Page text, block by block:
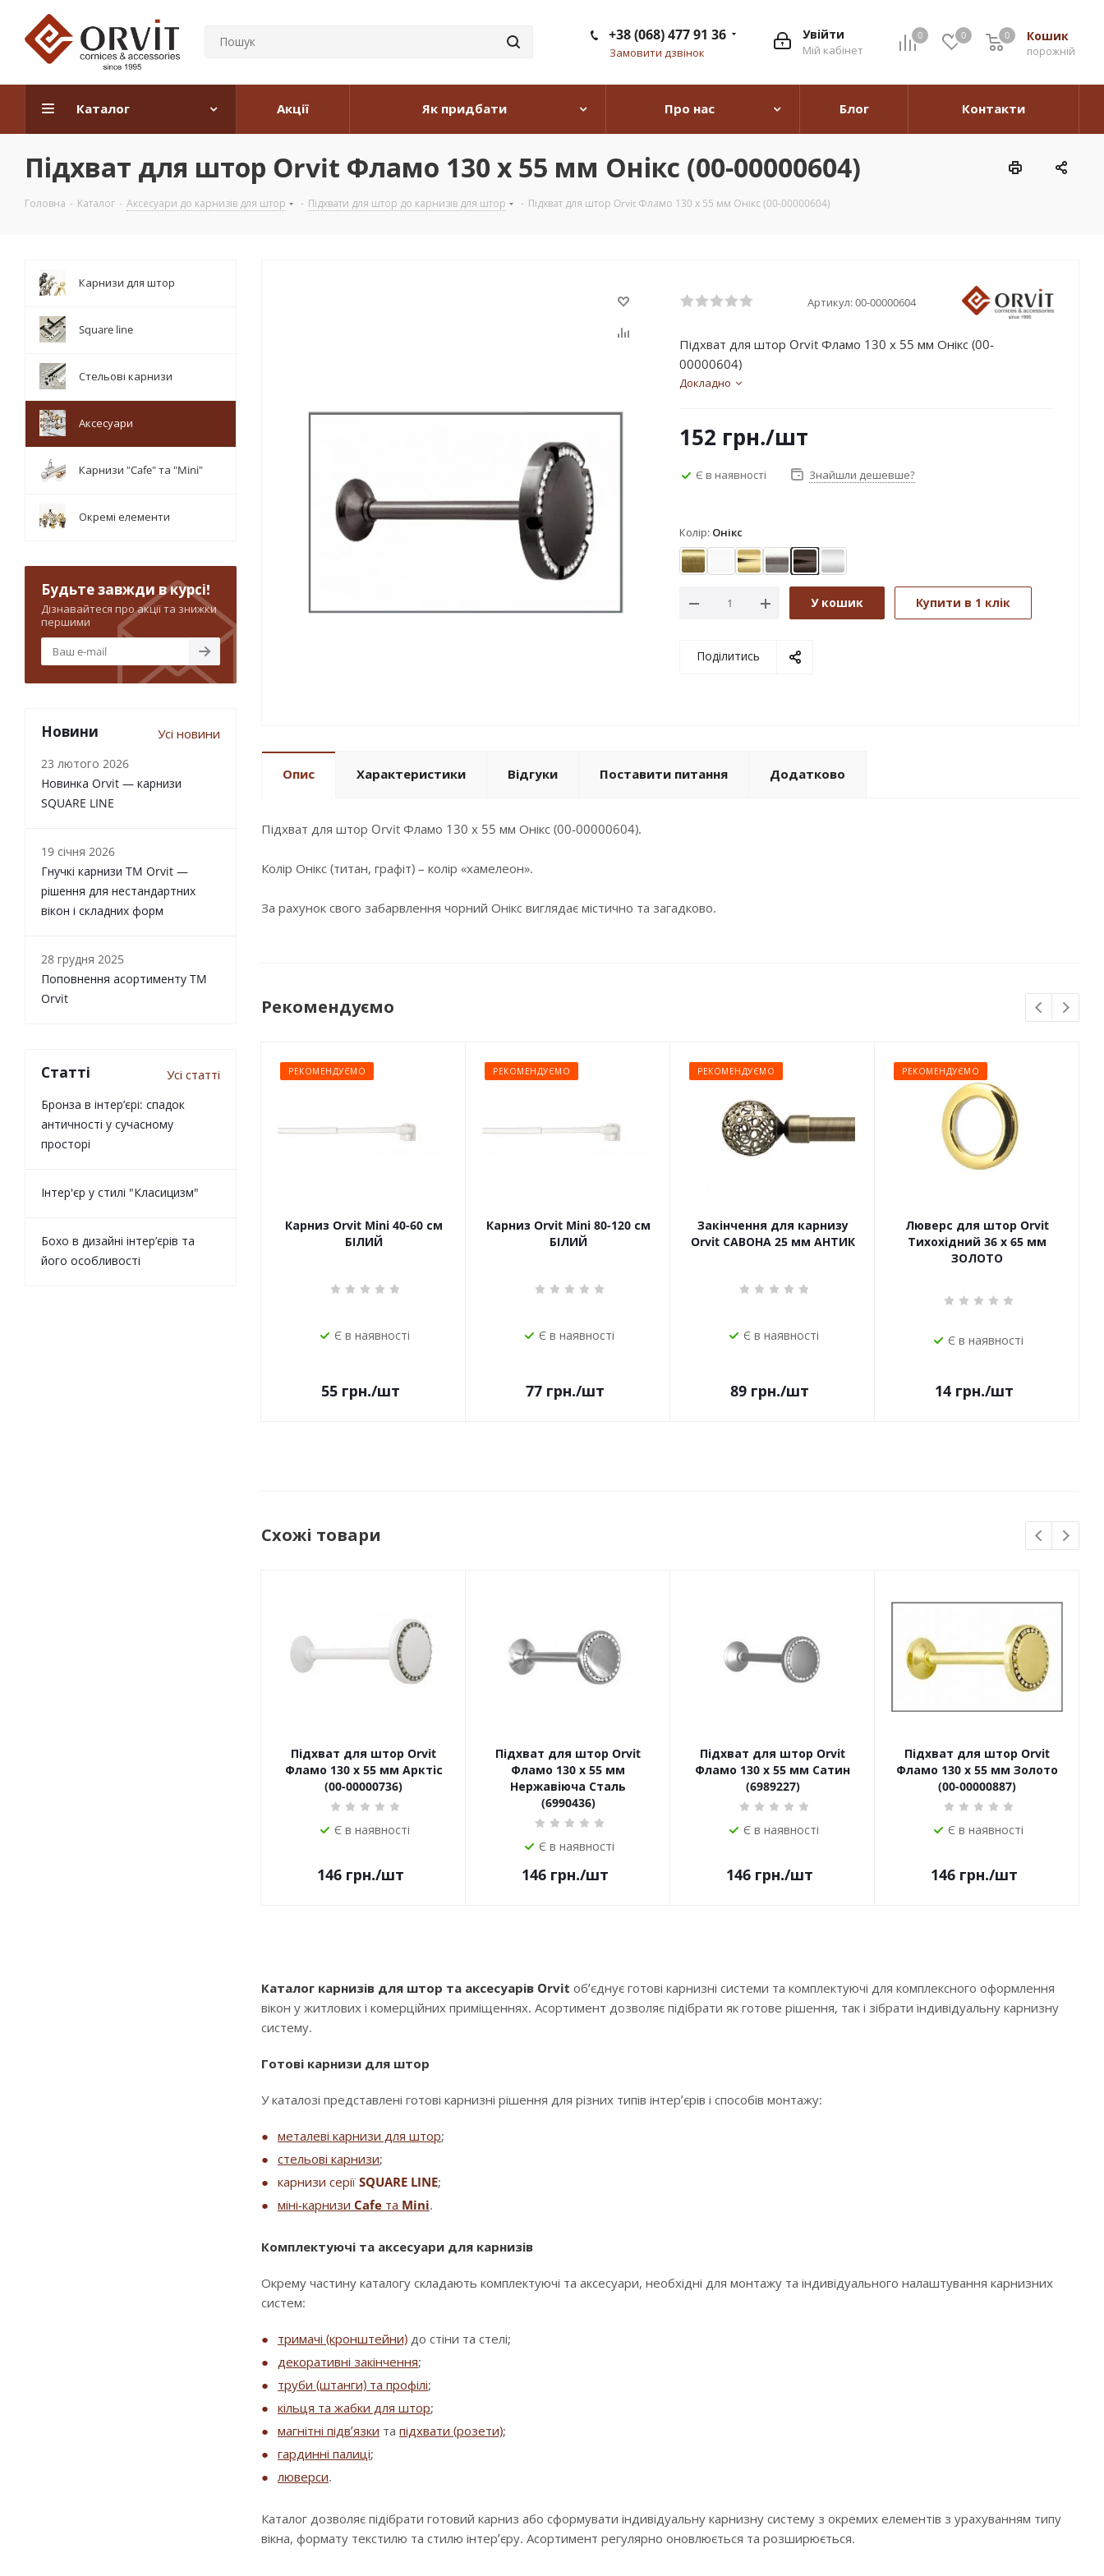
0 0 Кошик
0
порожній
0
Увійти
Мій кабінет
+38 (068) 477 91 36
Замовити дзвінок
Каталог Акції Як придбати Про нас Блог Контакти
Підхват для штор Orvit Фламо 130 х 55 мм Онікс (00-00000604)
Головна - Каталог - Аксесуари до карнизів для штор - Підхвати для штор до карнизів для штор - Підхват для штор Orvit Фламо 130 х 55 мм Онікс (00-00000604)
Артикул:00-00000604
Підхват для штор Orvit Фламо 130 х 55 мм Онікс (00-
00000604)
Докладно
152 грн./шт
Є в наявності Знайшли дешевше?
Колір: Онікс
Антик АрктісЗолотоНержавіюча сталь
ОніксСатин
У кошик Купити в 1 клік
Поділитись
Опис Характеристики Відгуки Поставити питання Додатково
Підхват для штор Orvit Фламо 130 х 55 мм Онікс (00-00000604).
Колір Онікс (титан, графіт) – колір «хамелеон».
За рахунок свого забарвлення чорний Онікс виглядає містично та загадково.
Рекомендуємо
РЕКОМЕНДУЄМО
Карниз Orvit Mini 40-60 см
БІЛИЙ
Є в наявності
55 грн./шт
РЕКОМЕНДУЄМО
Карниз Orvit Mini 80-120 см
БІЛИЙ
Є в наявності
77 грн./шт
РЕКОМЕНДУЄМО
Закінчення для карнизу
Orvit САВОНА 25 мм АНТИК
Є в наявності
89 грн./шт
РЕКОМЕНДУЄМО
Люверс для штор Orvit
Тихохідний 36 х 65 мм
ЗОЛОТО
Є в наявності
14 грн./шт
Схожі товари
Підхват для штор Orvit
Фламо 130 х 55 мм Арктіс
(00-00000736)
Є в наявності
146 грн./шт
Підхват для штор Orvit
Фламо 130 х 55 мм
Нержавіюча Сталь
(6990436)
Є в наявності
146 грн./шт
Підхват для штор Orvit
Фламо 130 х 55 мм Сатин
(6989227)
Є в наявності
146 грн./шт
Підхват для штор Orvit
Фламо 130 х 55 мм Золото
(00-00000887)
Є в наявності
146 грн./шт
Каталог карнизів для штор та аксесуарів Orvit об’єднує готові карнизні системи та комплектуючі для комплексного оформлення
вікон у житлових і комерційних приміщеннях. Асортимент дозволяє підібрати як готове рішення, так і зібрати індивідуальну карнизну
систему.
Готові карнизи для штор
У каталозі представлені готові карнизні рішення для різних типів інтер’єрів і способів монтажу:
металеві карнизи для штор;
стельові карнизи;
карнизи серії SQUARE LINE;
міні-карнизи Cafe та Mini.
Комплектуючі та аксесуари для карнизів
Окрему частину каталогу складають комплектуючі та аксесуари, необхідні для монтажу та індивідуального налаштування карнизних
систем:
тримачі (кронштейни) до стіни та стелі;
декоративні закінчення;
труби (штанги) та профілі;
кільця та жабки для штор;
магнітні підв’язки та підхвати (розети);
гардинні палиці;
люверси.
Каталог дозволяє підібрати готовий карниз або сформувати індивідуальну карнизну систему з окремих елементів з урахуванням типу
вікна, формату текстилю та стилю інтер’єру. Асортимент регулярно оновлюється та розширюється.
Карнизи для штор
Square line
Стельові карнизи
Аксесуари
Карнизи "Cafe" та "Mini"
Окремі елементи
Будьте завжди в курсі!
Дізнавайтеся про акції та знижки
першими
Новини Усі новини
23 лютого 2026
Новинка Orvit — карнизи
SQUARE LINE
19 січня 2026
Гнучкі карнизи TM Orvit —
рішення для нестандартних
вікон і складних форм
28 грудня 2025
Поповнення асортименту TM
Orvit
Статті Усі статті
Бронза в інтер’єрі: спадок
античності у сучасному
просторі
Інтер'єр у стилі "Класицизм"
Бохо в дизайні інтер’єрів та
його особливості